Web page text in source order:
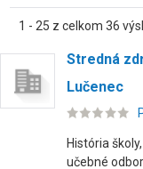
1 - 25 z celkom 36
Stredná
Lučenec
História
učebné